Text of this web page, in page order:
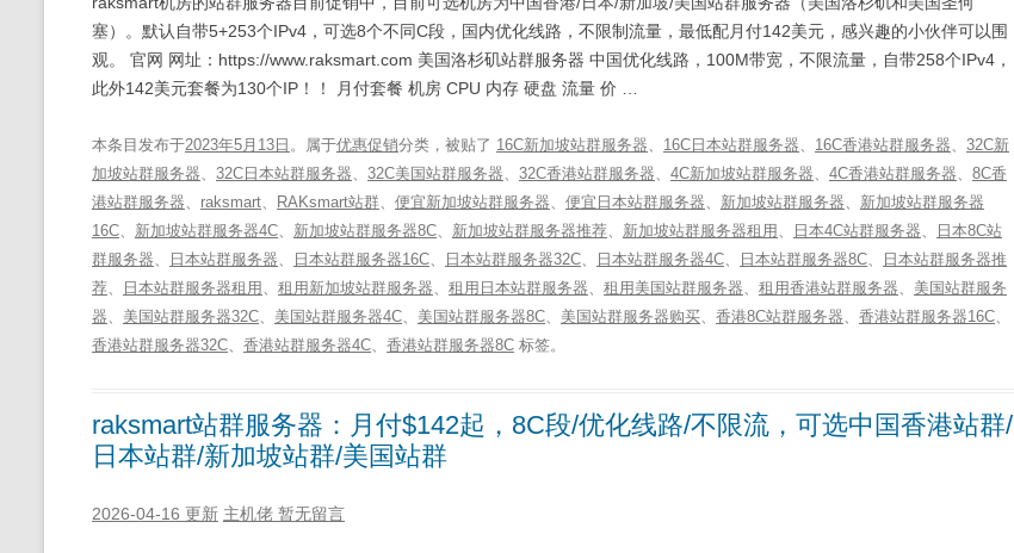
塞）。默认自带5+253个IPv4，可选8个不同C段，国内优化线路，不限制流量，最低配月付142美元，感兴趣的小伙伴可以围
观。 官网 网址：https://www.raksmart.com 美国洛杉矶站群服务器 中国优化线路，100M带宽，不限流量，自带258个IPv4，
此外142美元套餐为130个IP！！ 月付套餐 机房 CPU 内存 硬盘 流量 价 …
本条目发布于2023年5月13日 。属于优惠促销分类，被贴了 16C新加坡站群服务器、 16C日本站群服务器、 16C香港站群服务器、 32C新
加坡站群服务器、 32C日本站群服务器、 32C美国站群服务器、 32C香港站群服务器、 4C新加坡站群服务器、 4C香港站群服务器、 8C香
港站群服务器、 raksmart、 RAKsmart站群、 便宜新加坡站群服务器、 便宜日本站群服务器、 新加坡站群服务器、 新加坡站群服务器
16C、 新加坡站群服务器4C、 新加坡站群服务器8C、 新加坡站群服务器推荐、 新加坡站群服务器租用 、 日本4C站群服务器、
日本8C站
群服务器、 日本站群服务器、 日本站群服务器16C、 日本站群服务器32C、 日本站群服务器4C、 日本站群服务器8C、
日本站群服务器推
荐、 日本站群服务器租用 、 租用新加坡站群服务器、 租用日本站群服务器、 租用美国站群服务器、 租用香港站群服务器、 美国站群服务
器、 美国站群服务器32C、 美国站群服务器4C、 美国站群服务器8C、 美国站群服务器购买、 香港8C站群服务器、 香港站群服务器16C、
香港站群服务器32C、 香港站群服务器4C、 香港站群服务器8C 标签。
raksmart站群服务器：月付$142起，8C段/优化线路/不限流，可选中国香港站群/
日本站群/新加坡站群/美国站群
2026-04-16 更新 主机佬 暂无留言